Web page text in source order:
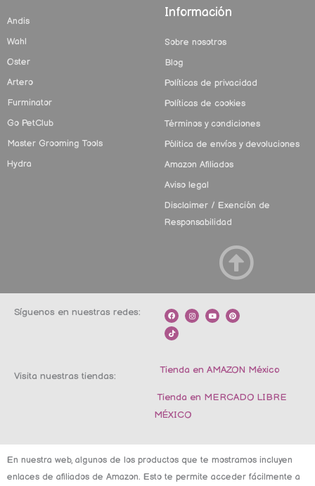
Andis
Wahl
Oster
Artero
Furminator
Go PetClub
Master Grooming Tools
Hydra
Información
Sobre nosotros
Blog
Políticas de privacidad
Políticas de cookies
Términos y condiciones
Pólitica de envíos y devoluciones
Amazon Afiliados
Aviso legal
Disclaimer / Exención de
Responsabilidad
Síguenos en nuestras redes:
F
a
c
e
b
I
n
s
m
Y
o
u
P
i
n
t
T
i
k
t
o
Visita nuestras tiendas:
Tienda en AMAZON México
Tienda en MERCADO LIBRE
MÉXICO
En nuestra web, algunos de los productos que te mostramos incluyen
enlaces de afiliados de Amazon. Esto te permite acceder fácilmente a